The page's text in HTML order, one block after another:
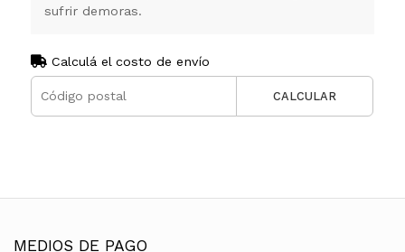
sufrir demoras.
Calculá el costo de envío
CALCULAR
MEDIOS DE PAGO